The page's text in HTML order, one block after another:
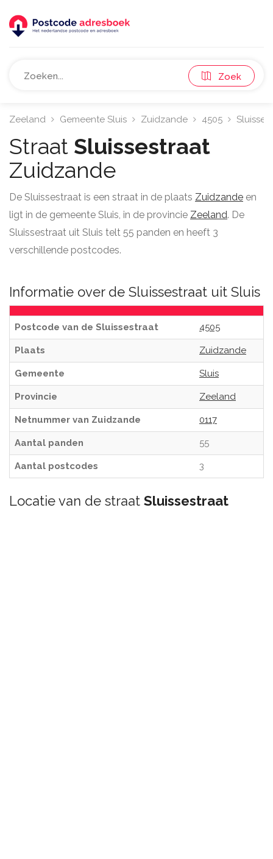
Zoek
Zeeland Gemeente Sluis Zuidzande 4505
Straat Sluissestraat
Zuidzande
De Sluissestraat is een straat in de plaats Zuidzande en
ligt in de gemeente Sluis, in de provincie Zeeland. De
Sluissestraat uit Sluis telt 55 panden en heeft 3
verschillende postcodes.
Informatie over de Sluissestraat uit Sluis
Postcode van de Sluissestraat 4505
Plaats Zuidzande
Gemeente Sluis
Provincie Zeeland
Netnummer van Zuidzande 0117
Aantal panden 55
Aantal postcodes 3
Locatie van de straat Sluissestraat